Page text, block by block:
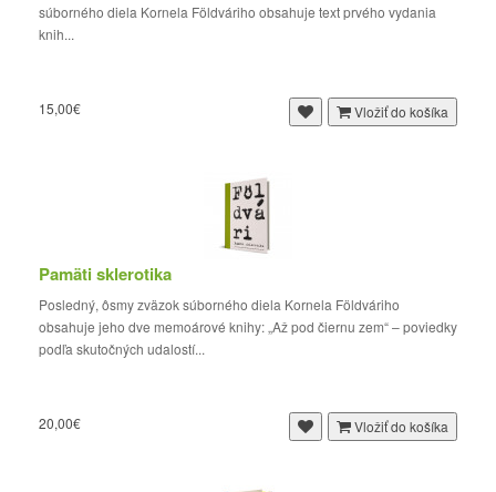
súborného diela Kornela Földváriho obsahuje text prvého vydania
knih...
15,00€ Vložiť do košíka
Pamäti sklerotika
Posledný, ôsmy zväzok súborného diela Kornela Földváriho
obsahuje jeho dve memoárové knihy: „Až pod čiernu zem“ – poviedky
podľa skutočných udalostí...
20,00€ Vložiť do košíka